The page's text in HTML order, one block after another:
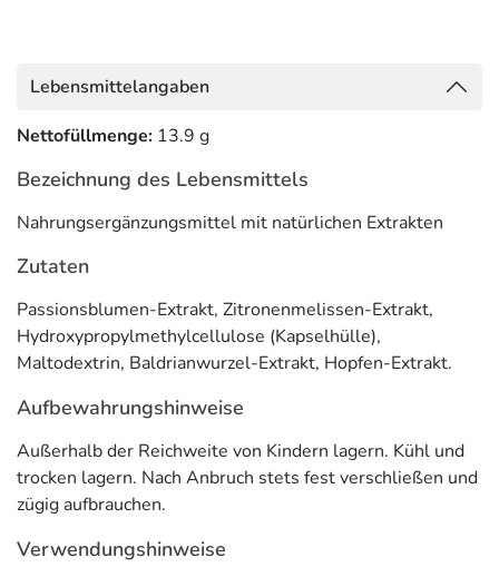
Lebensmittelangaben
Nettofüllmenge: 13.9 g
Bezeichnung des Lebensmittels
Nahrungsergänzungsmittel mit natürlichen Extrakten
Zutaten
Passionsblumen-Extrakt, Zitronenmelissen-Extrakt,
Hydroxypropylmethylcellulose (Kapselhülle),
Maltodextrin, Baldrianwurzel-Extrakt, Hopfen-Extrakt.
Aufbewahrungshinweise
Außerhalb der Reichweite von Kindern lagern. Kühl und
trocken lagern. Nach Anbruch stets fest verschließen und
zügig aufbrauchen.
Verwendungshinweise